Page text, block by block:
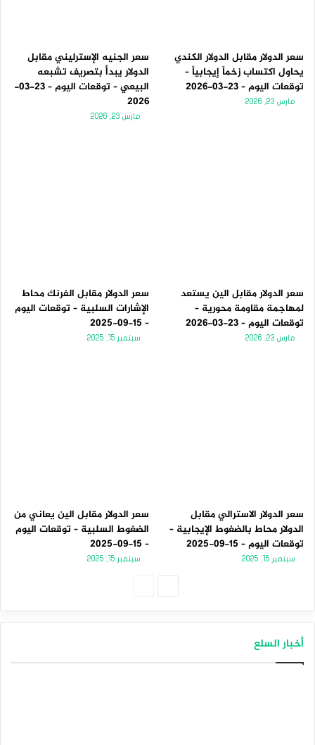
سعر الدولار مقابل الدولار الكندي
يحاول اكتساب زخماً إيجابياً –
توقعات اليوم – 23-03-2026
مارس 23, 2026
سعر الجنيه الإسترليني مقابل
الدولار يبدأ بتصريف تشبعه
البيعي – توقعات اليوم – 23-03-
2026
مارس 23, 2026
سعر الدولار مقابل الين يستعد
لمهاجمة مقاومة محورية –
توقعات اليوم – 23-03-2026
مارس 23, 2026
سعر الدولار مقابل الفرنك محاط
الإشارات السلبية – توقعات اليوم
– 15-09-2025
سبتمبر 15, 2025
سعر الدولار الاسترالي مقابل
الدولار محاط بالضغوط الإيجابية –
توقعات اليوم – 15-09-2025
سبتمبر 15, 2025
سعر الدولار مقابل الين يعاني من
الضغوط السلبية – توقعات اليوم
– 15-09-2025
سبتمبر 15, 2025
أخبار السلع